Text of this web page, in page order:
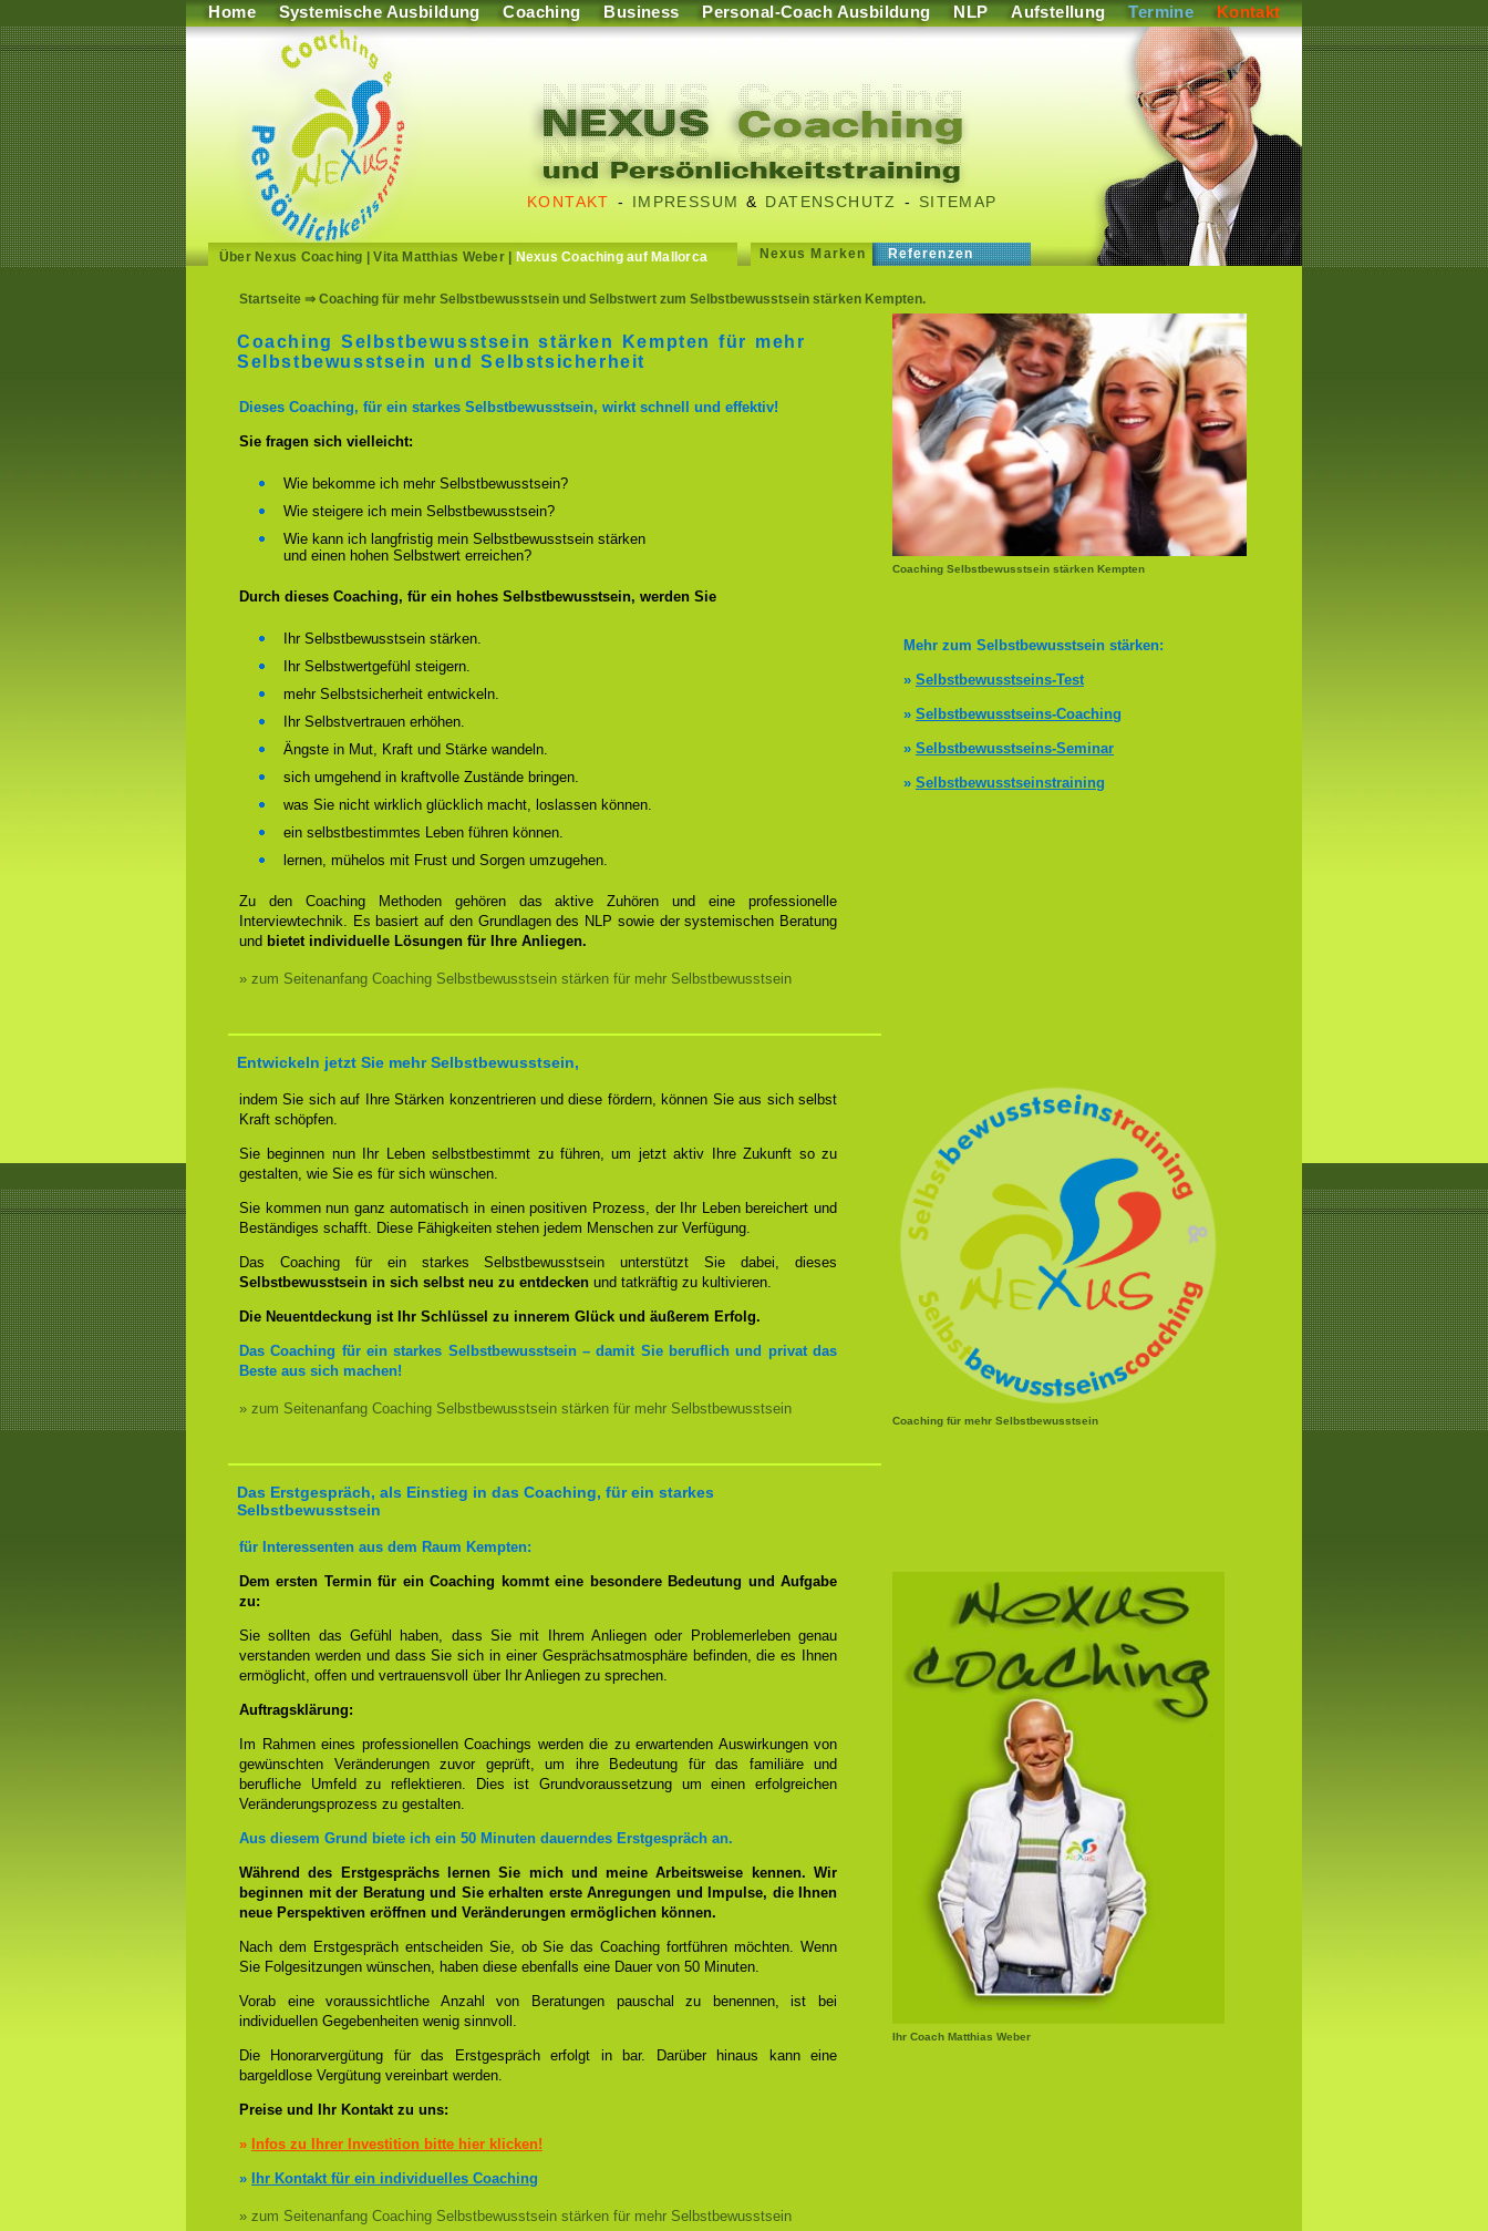
Home Systemische Ausbildung Coaching Business Personal-Coach Ausbildung NLP Aufstellung Termine Kontakt
KONTAKT - IMPRESSUM & DATENSCHUTZ - SITEMAP
Über Nexus Coaching |Vita Matthias Weber| Nexus Coaching auf Mallorca Nexus Marken Referenzen
Startseite ⇒ Coaching für mehr Selbstbewusstsein und Selbstwert zum Selbstbewusstsein stärken Kempten.
Coaching Selbstbewusstsein stärken Kempten
Coaching Selbstbewusstsein stärken Kempten für mehr
Selbstbewusstsein und Selbstsicherheit
Dieses Coaching, für ein starkes Selbstbewusstsein, wirkt schnell und effektiv!
Sie fragen sich vielleicht:
Wie bekomme ich mehr Selbstbewusstsein?
Wie steigere ich mein Selbstbewusstsein?
Wie kann ich langfristig mein Selbstbewusstsein stärken
und einen hohen Selbstwert erreichen?
Durch dieses Coaching, für ein hohes Selbstbewusstsein, werden Sie
Mehr zum Selbstbewusstsein stärken:
» Selbstbewusstseins-Test
» Selbstbewusstseins-Coaching
» Selbstbewusstseins-Seminar
» Selbstbewusstseinstraining
Ihr Selbstbewusstsein stärken.
Ihr Selbstwertgefühl steigern.
mehr Selbstsicherheit entwickeln.
Ihr Selbstvertrauen erhöhen.
Ängste in Mut, Kraft und Stärke wandeln.
sich umgehend in kraftvolle Zustände bringen.
was Sie nicht wirklich glücklich macht, loslassen können.
ein selbstbestimmtes Leben führen können.
lernen, mühelos mit Frust und Sorgen umzugehen.
Zu den Coaching Methoden gehören das aktive Zuhören und eine professionelle
Interviewtechnik. Es basiert auf den Grundlagen des NLP sowie der systemischen Beratung
und bietet individuelle Lösungen für Ihre Anliegen.
» zum Seitenanfang Coaching Selbstbewusstsein stärken für mehr Selbstbewusstsein
Entwickeln jetzt Sie mehr Selbstbewusstsein,
Coaching für mehr Selbstbewusstsein
indem Sie sich auf Ihre Stärken konzentrieren und diese fördern, können Sie aus sich selbst
Kraft schöpfen.
Sie beginnen nun Ihr Leben selbstbestimmt zu führen, um jetzt aktiv Ihre Zukunft so zu
gestalten, wie Sie es für sich wünschen.
Sie kommen nun ganz automatisch in einen positiven Prozess, der Ihr Leben bereichert und
Beständiges schafft. Diese Fähigkeiten stehen jedem Menschen zur Verfügung.
Das Coaching für ein starkes Selbstbewusstsein unterstützt Sie dabei, dieses
Selbstbewusstsein in sich selbst neu zu entdecken und tatkräftig zu kultivieren.
Die Neuentdeckung ist Ihr Schlüssel zu innerem Glück und äußerem Erfolg.
Das Coaching für ein starkes Selbstbewusstsein – damit Sie beruflich und privat das
Beste aus sich machen!
» zum Seitenanfang Coaching Selbstbewusstsein stärken für mehr Selbstbewusstsein
Das Erstgespräch, als Einstieg in das Coaching, für ein starkes
Selbstbewusstsein
für Interessenten aus dem Raum Kempten:
Ihr Coach Matthias Weber
Dem ersten Termin für ein Coaching kommt eine besondere Bedeutung und Aufgabe
zu:
Sie sollten das Gefühl haben, dass Sie mit Ihrem Anliegen oder Problemerleben genau
verstanden werden und dass Sie sich in einer Gesprächsatmosphäre befinden, die es Ihnen
ermöglicht, offen und vertrauensvoll über Ihr Anliegen zu sprechen.
Auftragsklärung:
Im Rahmen eines professionellen Coachings werden die zu erwartenden Auswirkungen von
gewünschten Veränderungen zuvor geprüft, um ihre Bedeutung für das familiäre und
berufliche Umfeld zu reflektieren. Dies ist Grundvoraussetzung um einen erfolgreichen
Veränderungsprozess zu gestalten.
Aus diesem Grund biete ich ein 50 Minuten dauerndes Erstgespräch an.
Während des Erstgesprächs lernen Sie mich und meine Arbeitsweise kennen. Wir
beginnen mit der Beratung und Sie erhalten erste Anregungen und Impulse, die Ihnen
neue Perspektiven eröffnen und Veränderungen ermöglichen können.
Nach dem Erstgespräch entscheiden Sie, ob Sie das Coaching fortführen möchten. Wenn
Sie Folgesitzungen wünschen, haben diese ebenfalls eine Dauer von 50 Minuten.
Vorab eine voraussichtliche Anzahl von Beratungen pauschal zu benennen, ist bei
individuellen Gegebenheiten wenig sinnvoll.
Die Honorarvergütung für das Erstgespräch erfolgt in bar. Darüber hinaus kann eine
bargeldlose Vergütung vereinbart werden.
Preise und Ihr Kontakt zu uns:
» Infos zu Ihrer Investition bitte hier klicken!
» Ihr Kontakt für ein individuelles Coaching
» zum Seitenanfang Coaching Selbstbewusstsein stärken für mehr Selbstbewusstsein